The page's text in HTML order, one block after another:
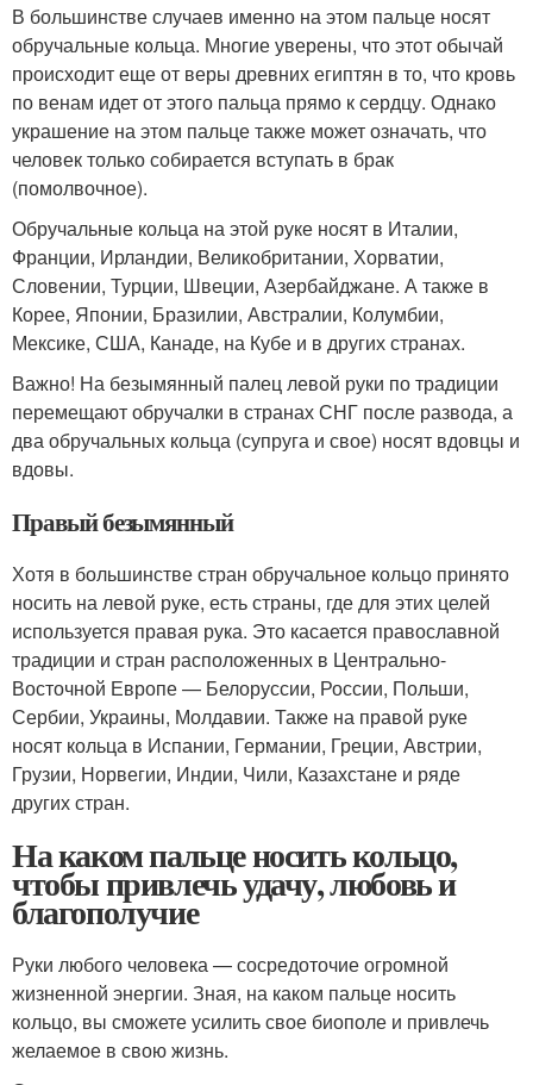
В большинстве случаев именно на этом пальце носят
обручальные кольца. Многие уверены, что этот обычай
происходит еще от веры древних египтян в то, что кровь
по венам идет от этого пальца прямо к сердцу. Однако
украшение на этом пальце также может означать, что
человек только собирается вступать в брак
(помолвочное).
Обручальные кольца на этой руке носят в Италии,
Франции, Ирландии, Великобритании, Хорватии,
Словении, Турции, Швеции, Азербайджане. А также в
Корее, Японии, Бразилии, Австралии, Колумбии,
Мексике, США, Канаде, на Кубе и в других странах.
Важно! На безымянный палец левой руки по традиции
перемещают обручалки в странах СНГ после развода, а
два обручальных кольца (супруга и свое) носят вдовцы и
вдовы.
Правый безымянный
Хотя в большинстве стран обручальное кольцо принято
носить на левой руке, есть страны, где для этих целей
используется правая рука. Это касается православной
традиции и стран расположенных в Центрально-
Восточной Европе — Белоруссии, России, Польши,
Сербии, Украины, Молдавии. Также на правой руке
носят кольца в Испании, Германии, Греции, Австрии,
Грузии, Норвегии, Индии, Чили, Казахстане и ряде
других стран.
На каком пальце носить кольцо,
чтобы привлечь удачу, любовь и
благополучие
Руки любого человека — сосредоточие огромной
жизненной энергии. Зная, на каком пальце носить
кольцо, вы сможете усилить свое биополе и привлечь
желаемое в свою жизнь.